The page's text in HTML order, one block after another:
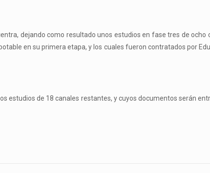
dejando como resultado unos estudios en fase tres de ocho
en su primera etapa, y los cuales fueron contratados por
estudios de 18 canales restantes, y cuyos documentos serán